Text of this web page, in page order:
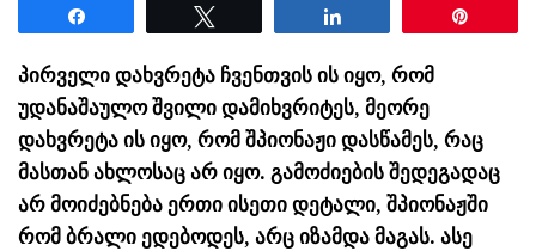
პირველი დახვრეტა ჩვენთვის ის იყო, რომ
უდანაშაულო შვილი დამიხვრიტეს, მეორე
დახვრეტა ის იყო, რომ შპიონაჟი დასწამეს, რაც
მასთან ახლოსაც არ იყო. გამოძიების შედეგადაც
არ მოიძებნება ერთი ისეთი დეტალი, შპიონაჟში
რომ ბრალი ედებოდეს, არც იზამდა მაგას. ასე